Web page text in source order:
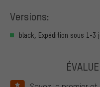
Versions:
black, Expédition sous 1-3